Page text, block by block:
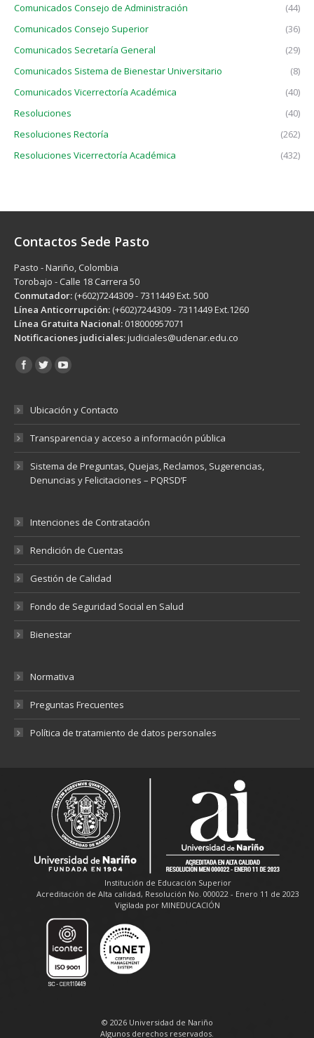
Comunicados Consejo de Administración
(44)
Comunicados Consejo Superior
(36)
Comunicados Secretaría General
(29)
Comunicados Sistema de Bienestar Universitario
(8)
Comunicados Vicerrectoría Académica
(40)
Resoluciones
(40)
Resoluciones Rectoría
(262)
Resoluciones Vicerrectoría Académica
(432)
Contactos Sede Pasto
Pasto - Nariño, Colombia
Torobajo - Calle 18 Carrera 50
Conmutador: (+602)7244309 - 7311449 Ext. 500
Línea Anticorrupción: (+602)7244309 - 7311449 Ext.1260
Línea Gratuita Nacional: 018000957071
Notificaciones judiciales:judiciales@udenar.edu.co
Encuéntranos en:
Ubicación y Contacto
Transparencia y acceso a información pública
Sistema de Preguntas, Quejas, Reclamos, Sugerencias,
Denuncias y Felicitaciones – PQRSD’F
Intenciones de Contratación
Rendición de Cuentas
Gestión de Calidad
Fondo de Seguridad Social en Salud
Bienestar
Normativa
Preguntas Frecuentes
Política de tratamiento de datos personales
Institución de Educación Superior
Acreditación de Alta calidad, Resolución No. 000022 - Enero 11 de 2023
Vigilada por MINEDUCACIÓN
© 2026 Universidad de Nariño
Algunos derechos reservados.